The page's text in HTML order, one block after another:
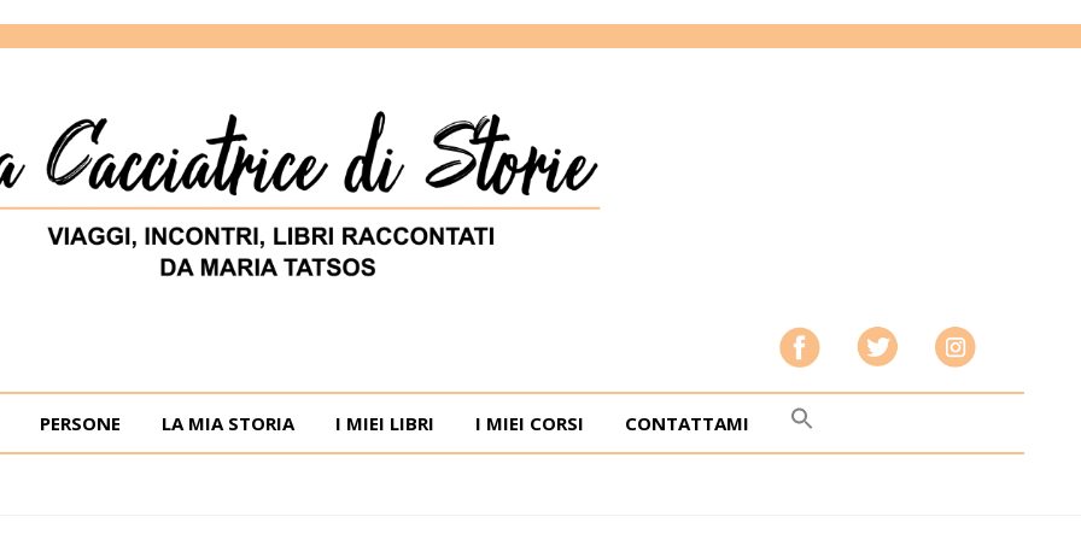
TATSOS
PERSONE LA MIA STORIA I MIEI LIBRI I MIEI CORSI CONTATTAMI